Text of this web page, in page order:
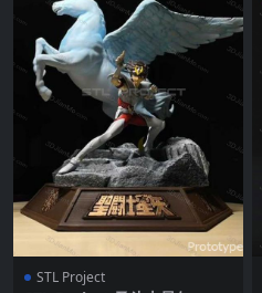
STL Project